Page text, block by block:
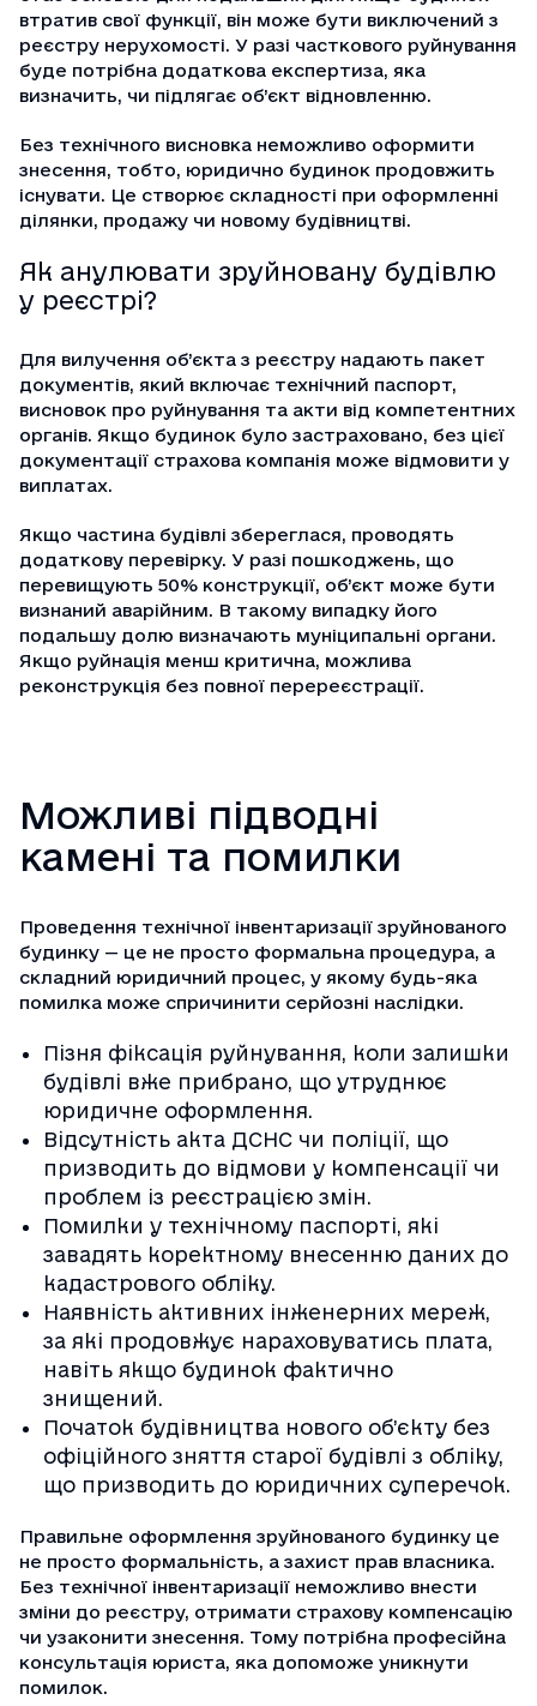
втратив свої функції, він може бути виключений з
реєстру нерухомості. У разі часткового руйнування
буде потрібна додаткова експертиза, яка
визначить, чи підлягає об’єкт відновленню.
Без технічного висновка неможливо оформити
знесення, тобто, юридично будинок продовжить
існувати. Це створює складності при оформленні
ділянки, продажу чи новому будівництві.
Як анулювати зруйновану будівлю
у реєстрі?
Для вилучення об’єкта з реєстру надають пакет
документів, який включає технічний паспорт,
висновок про руйнування та акти від компетентних
органів. Якщо будинок було застраховано, без цієї
документації страхова компанія може відмовити у
виплатах.
Якщо частина будівлі збереглася, проводять
додаткову перевірку. У разі пошкоджень, що
перевищують 50% конструкції, об’єкт може бути
визнаний аварійним. В такому випадку його
подальшу долю визначають муніципальні органи.
Якщо руйнація менш критична, можлива
реконструкція без повної перереєстрації.
Можливі підводні
камені та помилки
Проведення технічної інвентаризації зруйнованого
будинку — це не просто формальна процедура, а
складний юридичний процес, у якому будь-яка
помилка може спричинити серйозні наслідки.
Пізня фіксація руйнування, коли залишки
будівлі вже прибрано, що утруднює
юридичне оформлення.
Відсутність акта ДСНС чи поліції, що
призводить до відмови у компенсації чи
проблем із реєстрацією змін.
Помилки у технічному паспорті, які
завадять коректному внесенню даних до
кадастрового обліку.
Наявність активних інженерних мереж,
за які продовжує нараховуватись плата,
навіть якщо будинок фактично
знищений.
Початок будівництва нового об’єкту без
офіційного зняття старої будівлі з обліку,
що призводить до юридичних суперечок.
Правильне оформлення зруйнованого будинку це
не просто формальність, а захист прав власника.
Без технічної інвентаризації неможливо внести
зміни до реєстру, отримати страхову компенсацію
чи узаконити знесення. Тому потрібна професійна
консультація юриста, яка допоможе уникнути
помилок.